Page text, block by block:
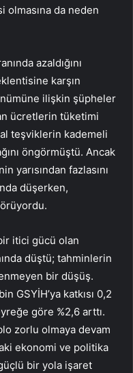
olmasına da neden
azaldığını
karşın
ilişkin şüpheler
ücretlerin tüketimi
teşviklerin kademeli
öngörmüştü. Ancak
yarısından fazlasını
düşerken,
itici gücü olan
düştü; tahminlerin
bir düşüş.
GSYİH’ya katkısı 0,2
göre %2,6 arttı.
zorlu olmaya devam
ekonomi ve politika
bir yola işaret